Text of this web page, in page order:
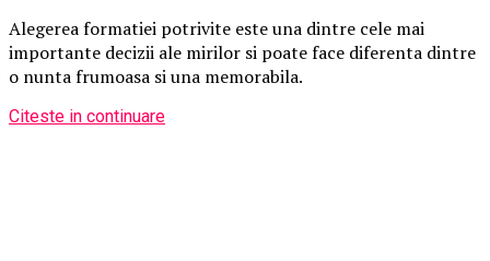
Alegerea formatiei potrivite este una dintre cele mai
importante decizii ale mirilor si poate face diferenta dintre
o nunta frumoasa si una memorabila.
Citeste in continuare